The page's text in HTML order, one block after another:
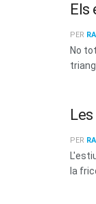
Els
PER
No
PER
la